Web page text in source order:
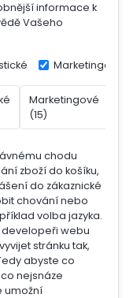
informace k
Vašeho
Marketingové
Marketingové
(15)
chodu
zboží do košíku,
do zákaznické
chování nebo
volba jazyka.
developeři webu
stránku tak,
abyste co
nejsnáze
umožní